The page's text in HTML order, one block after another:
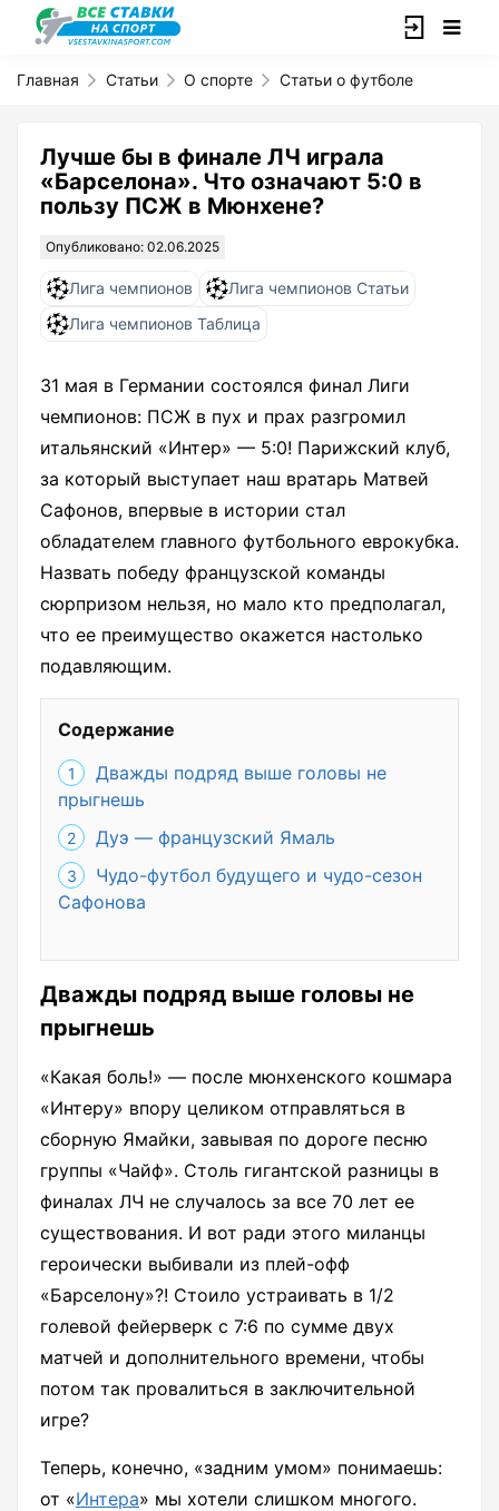
Главная Статьи О спорте Статьи о футболе
Лучше бы в финале ЛЧ играла
«Барселона». Что означают 5:0 в
пользу ПСЖ в Мюнхене?
Опубликовано: 02.06.2025
Лига чемпионов
Лига чемпионов Статьи
Лига чемпионов Таблица
31 мая в Германии состоялся финал Лиги
чемпионов: ПСЖ в пух и прах разгромил
итальянский «Интер» — 5:0! Парижский клуб,
за который выступает наш вратарь Матвей
Сафонов, впервые в истории стал
обладателем главного футбольного еврокубка.
Назвать победу французской команды
сюрпризом нельзя, но мало кто предполагал,
что ее преимущество окажется настолько
подавляющим.
Содержание
Дважды подряд выше головы не
прыгнешь
Дуэ — французский Ямаль
Чудо-футбол будущего и чудо-сезон
Сафонова
Дважды подряд выше головы не
прыгнешь
«Какая боль!» — после мюнхенского кошмара
«Интеру» впору целиком отправляться в
сборную Ямайки, завывая по дороге песню
группы «Чайф». Столь гигантской разницы в
финалах ЛЧ не случалось за все 70 лет ее
существования. И вот ради этого миланцы
героически выбивали из плей-офф
«Барселону»?! Стоило устраивать в 1/2
голевой фейерверк с 7:6 по сумме двух
матчей и дополнительного времени, чтобы
потом так провалиться в заключительной
игре?
Теперь, конечно, «задним умом» понимаешь:
от «Интера» мы хотели слишком многого.